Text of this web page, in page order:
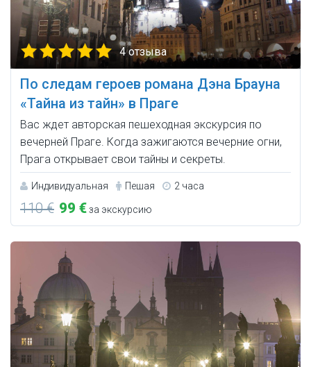
4 отзыва
По следам героев романа Дэна Брауна
«Тайна из тайн» в Праге
Вас ждет авторская пешеходная экскурсия по
вечерней Праге. Когда зажигаются вечерние огни,
Прага открывает свои тайны и секреты.
Индивидуальная Пешая 2 часа
110 € 99 €за экскурсию